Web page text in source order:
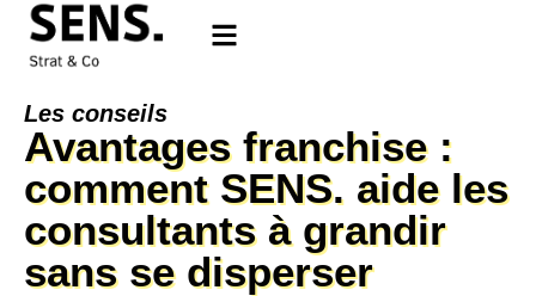
Les conseils
Avantages franchise :
comment SENS. aide les
consultants à grandir
sans se disperser